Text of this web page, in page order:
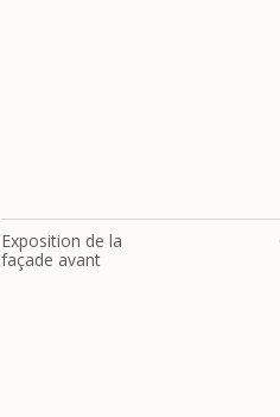
Exposition de la
façade avant